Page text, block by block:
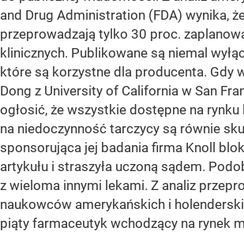
and Drug Administration (FDA) wynika,
przeprowadzają tylko 30 proc.
klinicznych. Publikowane są niemal
które są korzystne dla producenta. Gdy
Dong z University of California w San
ogłosić, że wszystkie dostępne na rynku
na niedoczynność tarczycy są równie
sponsorująca jej badania firma Knoll
artykułu i straszyła uczoną sądem.
z wieloma innymi lekami. Z analiz
naukowców amerykańskich i
piąty farmaceutyk wchodzący na rynek